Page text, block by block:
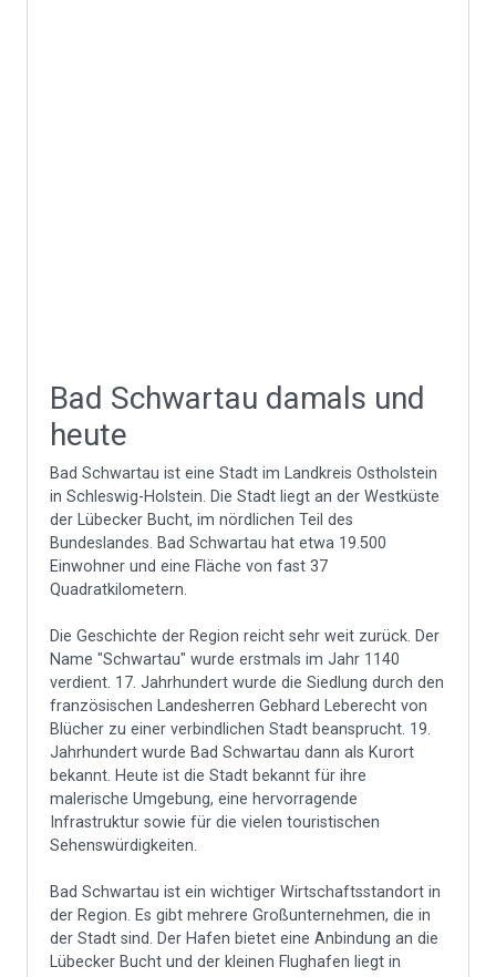
Bad Schwartau damals und
heute
Bad Schwartau ist eine Stadt im Landkreis Ostholstein
in Schleswig-Holstein. Die Stadt liegt an der Westküste
der Lübecker Bucht, im nördlichen Teil des
Bundeslandes. Bad Schwartau hat etwa 19.500
Einwohner und eine Fläche von fast 37
Quadratkilometern.
Die Geschichte der Region reicht sehr weit zurück. Der
Name "Schwartau" wurde erstmals im Jahr 1140
verdient. 17. Jahrhundert wurde die Siedlung durch den
französischen Landesherren Gebhard Leberecht von
Blücher zu einer verbindlichen Stadt beansprucht. 19.
Jahrhundert wurde Bad Schwartau dann als Kurort
bekannt. Heute ist die Stadt bekannt für ihre
malerische Umgebung, eine hervorragende
Infrastruktur sowie für die vielen touristischen
Sehenswürdigkeiten.
Bad Schwartau ist ein wichtiger Wirtschaftsstandort in
der Region. Es gibt mehrere Großunternehmen, die in
der Stadt sind. Der Hafen bietet eine Anbindung an die
Lübecker Bucht und der kleinen Flughafen liegt in